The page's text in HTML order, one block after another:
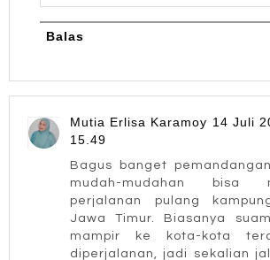
Balas
Mutia Erlisa Karamoy 14 Juli
15.49
Bagus banget
mudah-mudahan bisa
perjalanan pulang
Jawa Timur. Biasanya
mampir ke kota-kota
diperjalanan, jadi sekalian